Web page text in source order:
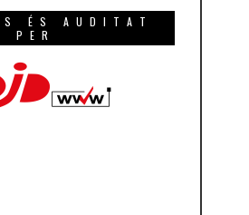
ÉS AUDITAT
PER